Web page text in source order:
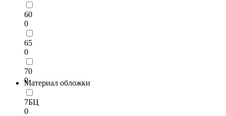
60
0
65
0
70
0
Материал обложки
7БЦ
0